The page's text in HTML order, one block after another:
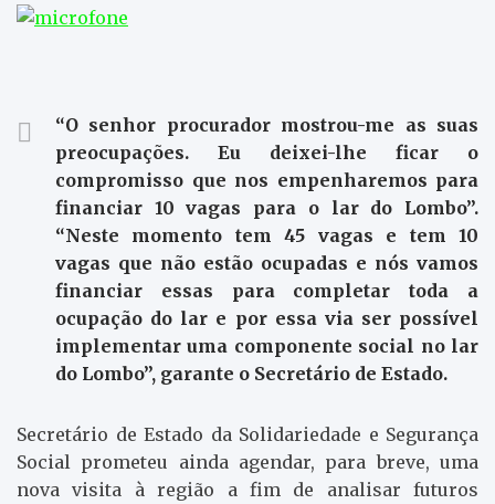
“O senhor procurador mostrou-me as suas
preocupações. Eu deixei-lhe ficar o
compromisso que nos empenharemos para
financiar 10 vagas para o lar do Lombo”.
“Neste momento tem 45 vagas e tem 10
vagas que não estão ocupadas e nós vamos
financiar essas para completar toda a
ocupação do lar e por essa via ser possível
implementar uma componente social no lar
do Lombo”, garante o Secretário de Estado.
Secretário de Estado da Solidariedade e Segurança
Social prometeu ainda agendar, para breve, uma
nova visita à região a fim de analisar futuros